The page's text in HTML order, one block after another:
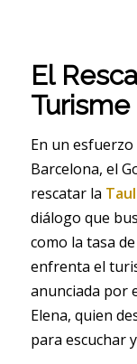
El
Turisme
En un
Barcelona, el
rescatar la
diálogo que
como la tasa
enfrenta el
anunciada por
Elena, quien
para escuchar